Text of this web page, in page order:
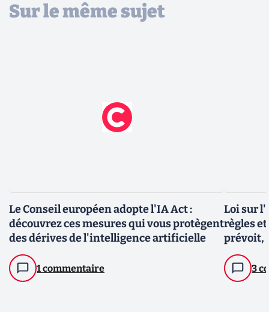
Sur le même sujet
Le Conseil européen adopte l'IA Act :
découvrez ces mesures qui vous protègent
des dérives de l'intelligence artificielle
1 commentaire
Loi sur
règles
prévoit,
3